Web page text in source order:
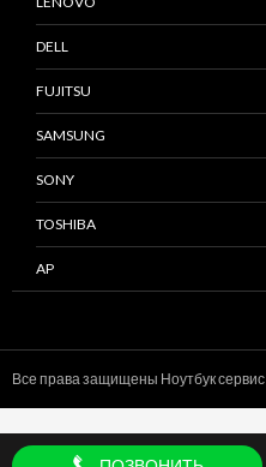
DELL
FUJITSU
SAMSUNG
SONY
TOSHIBA
AP
Все права защищены Ноутбук сервис